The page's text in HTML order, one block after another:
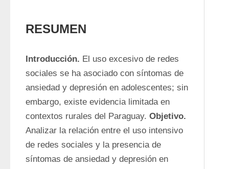
RESUMEN
Introducción. El uso excesivo de redes
sociales se ha asociado con síntomas de
ansiedad y depresión en adolescentes; sin
embargo, existe evidencia limitada en
contextos rurales del Paraguay. Objetivo.
Analizar la relación entre el uso intensivo
de redes sociales y la presencia de
síntomas de ansiedad y depresión en